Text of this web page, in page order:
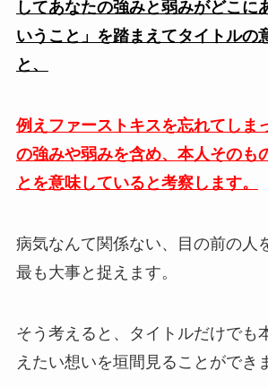
してあなたの強みと弱みがどこに
いうこと」を踏まえてタイトルの
と、
例えファーストキスを忘れてしま
の強みや弱みを含め、本人そのも
とを意味していると考察します。
病気なんて関係ない、目の前の人
最も大事と捉えます。
そう考えると、タイトルだけでも
えたい想いを垣間見ることができ